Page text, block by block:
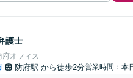
護士
府オフィス
防府駅 から徒歩2分営業時間：本